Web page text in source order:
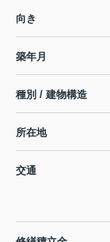
向き
築年月
種別 / 建物構造
所在地
交通